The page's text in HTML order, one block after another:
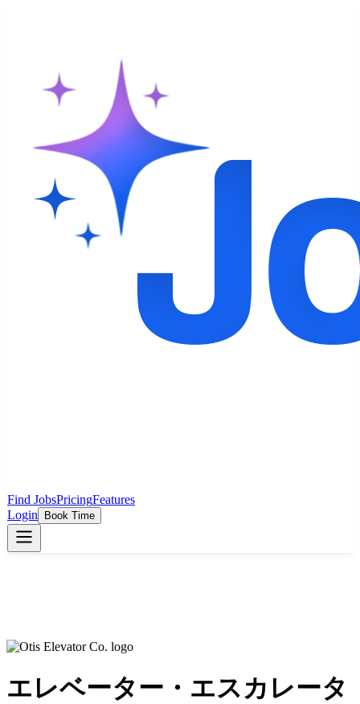
Find JobsPricingFeatures
Login
Book Time
エレベーター・エスカレータ